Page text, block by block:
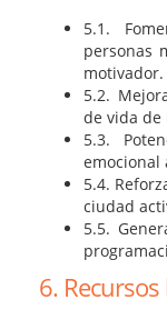
5.1.
personas
motivador.
5.2.
de vida de
5.3.
emocional
5.4.
ciudad
5.5.
6.